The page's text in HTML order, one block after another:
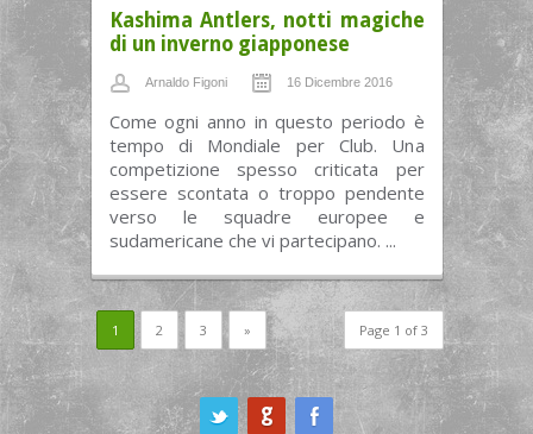
Kashima Antlers, notti magiche
di un inverno giapponese
Arnaldo Figoni 16 Dicembre 2016
Come ogni anno in questo periodo è
tempo di Mondiale per Club. Una
competizione spesso criticata per
essere scontata o troppo pendente
verso le squadre europee e
sudamericane che vi partecipano. ...
Page 1 of 3
1 2 3 »